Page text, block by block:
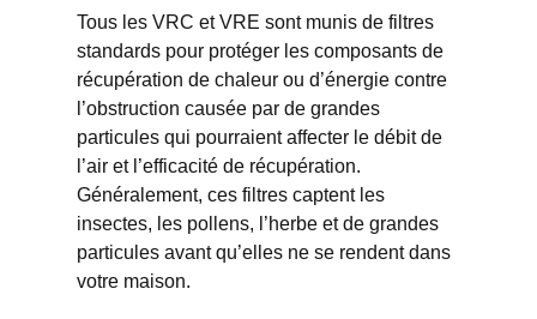
Tous les VRC et VRE sont munis de filtres
standards pour protéger les composants de
récupération de chaleur ou d’énergie contre
l’obstruction causée par de grandes
particules qui pourraient affecter le débit de
l’air et l’efficacité de récupération.
Généralement, ces filtres captent les
insectes, les pollens, l’herbe et de grandes
particules avant qu’elles ne se rendent dans
votre maison.